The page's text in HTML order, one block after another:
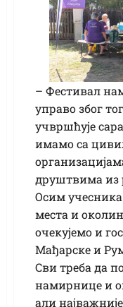
– Фестивал
управо због
учвршћује
имамо са
друштвима из
Осим
места и
очекујемо и
Мађарске и
Сви треба да
намирнице и
али најважније